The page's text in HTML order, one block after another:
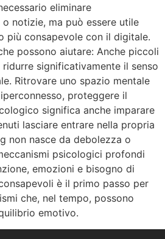
eliminare
notizie, ma può essere utile
più consapevole con il digitale.
possono aiutare: Anche piccoli
significativamente il senso
Ritrovare uno spazio mentale
proteggere il
significa anche imparare
lasciare entrare nella propria
non nasce da debolezza o
psicologici profondi
emozioni e bisogno di
è il primo passo per
che, nel tempo, possono
emotivo.